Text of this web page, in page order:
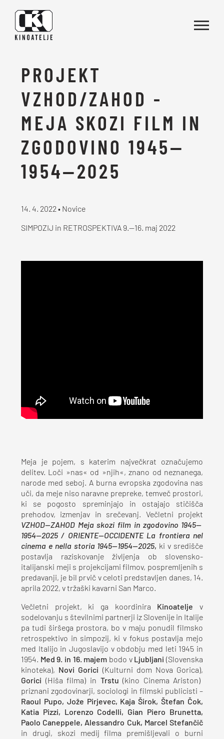
PROJEKT
VZHOD/ZAHOD -
MEJA SKOZI FILM IN
ZGODOVINO 1945—
1954—2025
14. 4. 2022 • Novice
SIMPOZIJ in RETROSPEKTIVA 9.—16. maj 2022
Meja je pojem, s katerim največkrat označujemo
delitev. Loči »nas« od »njih«, znano od neznanega,
narode med seboj. A burna evropska zgodovina nas
uči, da meje niso naravne prepreke, temveč prostori,
ki se pogosto spreminjajo in ostajajo stičišča
prehodov, izmenjav in srečevanj. Večletni projekt
VZHOD—ZAHOD Meja skozi film in zgodovino 1945—
1954—2025 / ORIENTE—OCCIDENTE La frontiera nel
cinema e nella storia 1945—1954—2025, ki v središče
postavlja raziskovanje življenja ob slovensko-
italijanski meji s projekcijami filmov, pospremljenih s
predavanji, je bil prvič v celoti predstavljen danes, 14.
aprila 2022, v tržaški kavarni San Marco.
Večletni projekt, ki ga koordinira Kinoatelje v
sodelovanju s številnimi partnerji iz Slovenije in Italije
pa tudi širšega prostora, bo v maju ponudil filmsko
retrospektivo in simpozij, ki v fokus postavlja mejo
med Italijo in Jugoslavijo v obdobju med leti 1945 in
1954. Med 9. in 16. majem bodo v Ljubljani (Slovenska
kinoteka),
Novi Gorici (Kulturni dom Nova Gorica),
Gorici (Hiša filma) in Trstu (kino Cinema Ariston)
priznani zgodovinarji, sociologi in filmski publicisti –
Raoul Pupo, Jože Pirjevec, Kaja Širok, Štefan Čok,
Katia Pizzi, Lorenzo Codelli, Gian Piero Brunetta,
Paolo Caneppele, Alessandro Cuk, Marcel Stefančič
in drugi, skozi medij filma premišljevali o burni